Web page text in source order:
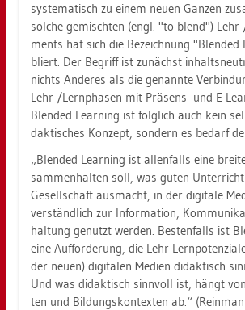
sys­te­ma­tisch zu einem neuen Gan­zen
sol­che ge­misch­ten (engl. "to blend")
ments hat sich die Be­zeich­nung
bliert. Der Be­griff ist zu­nächst
nichts An­de­res als die ge­nann­te
Lehr-/Lern­pha­sen mit Prä­sens- und E-
Blen­ded Learning ist folg­lich auch kein
dak­ti­sches Kon­zept, son­dern es be­darf
„Blen­ded Learning ist al­len­falls eine
sam­men­hal­ten soll, was guten
Ge­sell­schaft aus­macht, in der di­gi­ta­le
ver­ständ­lich zur In­for­ma­ti­on,
hal­tung ge­nutzt wer­den. Bes­ten­falls ist
eine Auf­for­de­rung, die Lehr-
der neuen) di­gi­ta­len Me­di­en di­dak­tisch
Und was di­dak­tisch sinn­voll ist, hängt
ten und Bil­dungs­kon­tex­ten ab.“